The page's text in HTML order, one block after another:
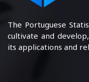
The Portuguese
cultivate and
its applications and